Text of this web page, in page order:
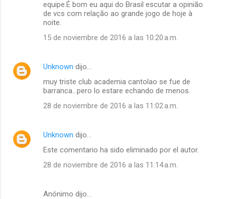
equipe.É bom eu aqui do Brasil escutar a opinião
de vcs com relação ao grande jogo de hoje à
noite.
15 de noviembre de 2016 a las 10:20 a.m.
Unknown dijo…
muy triste club academia cantolao se fue de
barranca...pero lo estare echando de menos.
28 de noviembre de 2016 a las 11:02 a.m.
Unknown dijo…
Este comentario ha sido eliminado por el autor.
28 de noviembre de 2016 a las 11:14 a.m.
Anónimo dijo…